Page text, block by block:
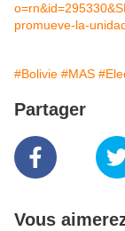
promueve-la-
#Bolivie #MAS
Partager
Vous